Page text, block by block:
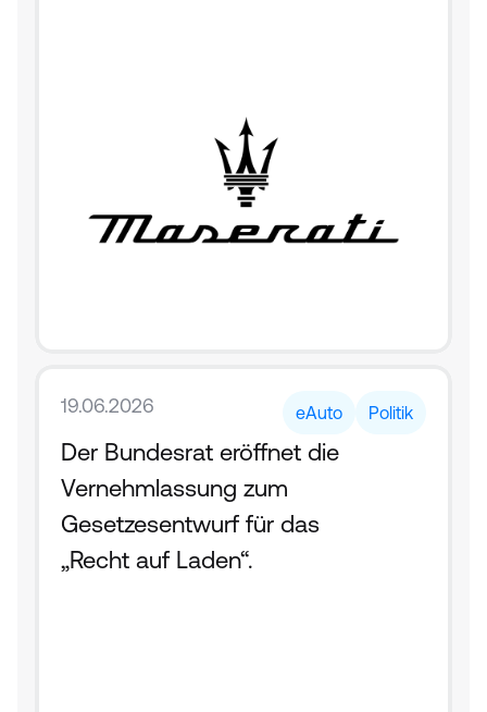
19.06.2026 eAuto Politik
Der Bundesrat eröffnet die
Vernehmlassung zum
Gesetzesentwurf für das
„Recht auf Laden“.